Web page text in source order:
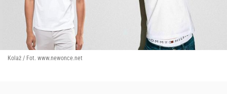
Kolaż / Fot. www.newonce.net